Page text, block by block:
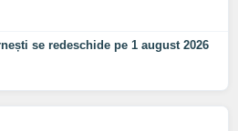
se redeschide pe 1 august 2026